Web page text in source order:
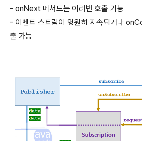
- onNext 메서드는 여러번 호출 가능
- 이벤트 스트림이 영원히 지속되거나
출 가능